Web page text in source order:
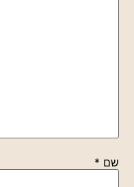
שם *